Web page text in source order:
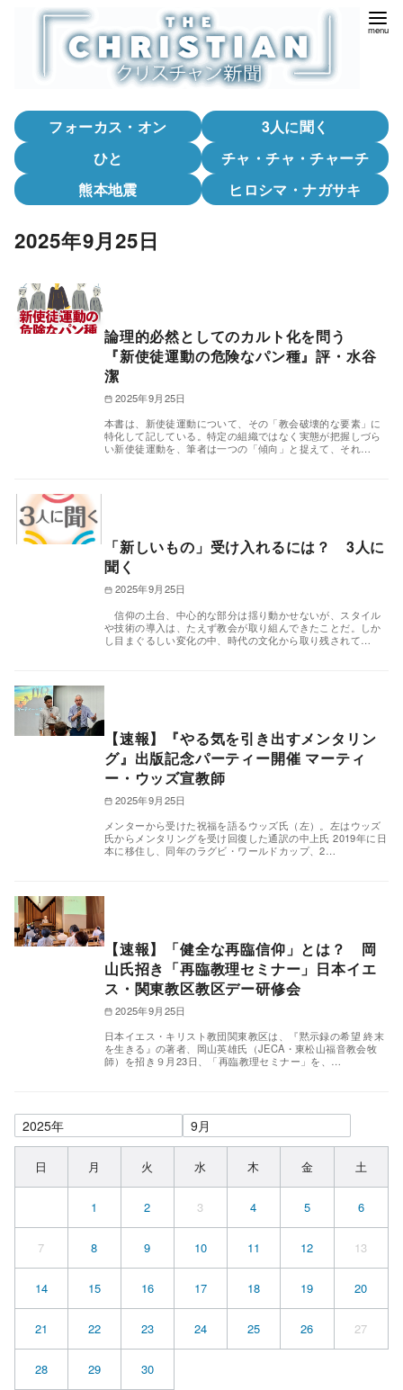
フォーカス・オン
3人に聞く
ひと
チャ・チャ・チャーチ
熊本地震
ヒロシマ・ナガサキ
2025年9月25日
論理的必然としてのカルト化を問う
『新使徒運動の危険なパン種』評・水谷
潔
2025年9月25日
本書は、新使徒運動について、その「教会破壊的な要素」に
特化して記している。特定の組織ではなく実態が把握しづら
い新使徒運動を、筆者は一つの「傾向」と捉えて、それ…
「新しいもの」受け入れるには？ 3人に
聞く
2025年9月25日
信仰の土台、中心的な部分は揺り動かせないが、スタイル
や技術の導入は、たえず教会が取り組んできたことだ。しか
し目まぐるしい変化の中、時代の文化から取り残されて…
【速報】『やる気を引き出すメンタリン
グ』出版記念パーティー開催 マーティ
ー・ウッズ宣教師
2025年9月25日
メンターから受けた祝福を語るウッズ氏（左）。左はウッズ
氏からメンタリングを受け回復した通訳の中上氏 2019年に日
本に移住し、同年のラグビ・ワールドカップ、2…
【速報】「健全な再臨信仰」とは？ 岡
山氏招き「再臨教理セミナー」日本イエ
ス・関東教区教区デー研修会
2025年9月25日
日本イエス・キリスト教団関東教区は、『黙示録の希望 終末
を生きる』の著者、岡山英雄氏（JECA・東松山福音教会牧
師）を招き９月23日、「再臨教理セミナー」を、…
日 月 火 水 木 金 土
1 2 3 4 5 6
7 8 9 10 11 12 13
14 15 16 17 18 19 20
21 22 23 24 25 26 27
28 29 30